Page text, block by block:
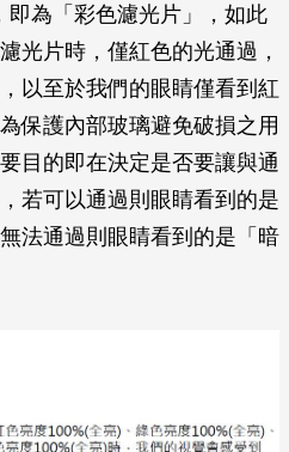
即為「彩色濾光片」，如此
光片時，僅紅色的光通過，
以至於我們的眼睛僅看到紅
保護內部玻璃避免破損之用
目的即在決定是否要讓與通
若可以通過則眼睛看到的是
法通過則眼睛看到的是「暗